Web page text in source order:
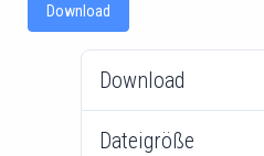
Download
Download
Dateigröße